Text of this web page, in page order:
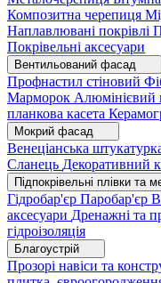
Композитна черепиця
Наплавлювані покрівлі
Покрівельні аксесуари
Вентильований фасад
Профнастил стіновий
Марморок Алюмінієвий
планкова касета
Мокрий фасад
Венеціанська
Сланець Декоративний
Підпокрівельні плівки та
Гідробар'єр Паробар'єр
аксесуари Дренажні та
гідроізоляція
Благоустрій
Прозорі навіси та